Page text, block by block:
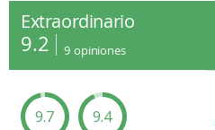
Extraordinario
9.2 9 opiniones
9.7 9.4